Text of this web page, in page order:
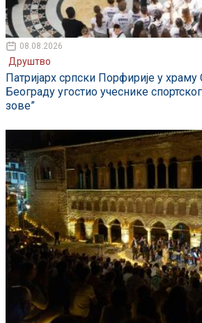
08.08.2026
Друштво
Патријарх српски Порфирије у храму
Београду угостио учеснике
зове”